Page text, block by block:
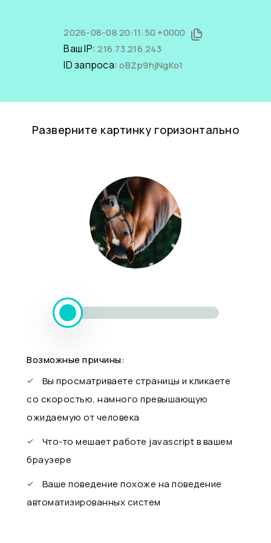
2026-08-08 20:11:50 +0000
Ваш IP:216.73.216.243
ID запроса:oBZp9hjNgKo1
Разверните картинку горизонтально
Возможные причины:
Вы просматриваете страницы и кликаете
со скоростью, намного превышающую
ожидаемую от человека
Что-то мешает работе javascript в вашем
браузере
Ваше поведение похоже на поведение
автоматизированных систем